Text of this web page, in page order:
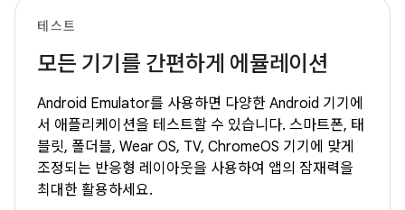
테스트
모든 기기를 간편하게 에뮬레이션
Android Emulator를 사용하면 다양한 Android 기기에
서 애플리케이션을 테스트할 수 있습니다. 스마트폰, 태
블릿, 폴더블, Wear OS, TV, ChromeOS 기기에 맞게
조정되는 반응형 레이아웃을 사용하여 앱의 잠재력을
최대한 활용하세요.